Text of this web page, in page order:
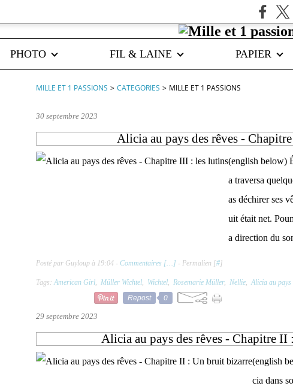
PHOTO FIL & LAINE PAPIER
MILLE ET 1 PASSIONS > CATEGORIES > MILLE ET 1 PASSIONS
30 septembre 2023
Alicia au pays des rêves -
(english below)
a traversa
as déchirer ses
uit était net.
a direction du
Posté par Guyloup à 19:04 - Commentaires [… ] - Permalien [#]
Tags: American Girl, Müller Wichtel, Wichtel, Rosemarie Müller, Nellie, Alicia au pays
Repost
0
29 septembre 2023
Alicia au pays des rêves - Chapitre
(english
cia dans